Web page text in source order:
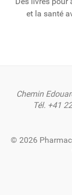
et la santé
Chemin
Tél. +41
© 2026